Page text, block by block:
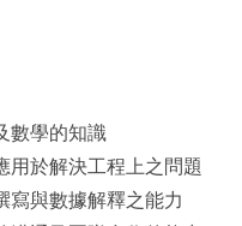
數學的知識
用於解決工程上之問題
寫與數據解釋之能力